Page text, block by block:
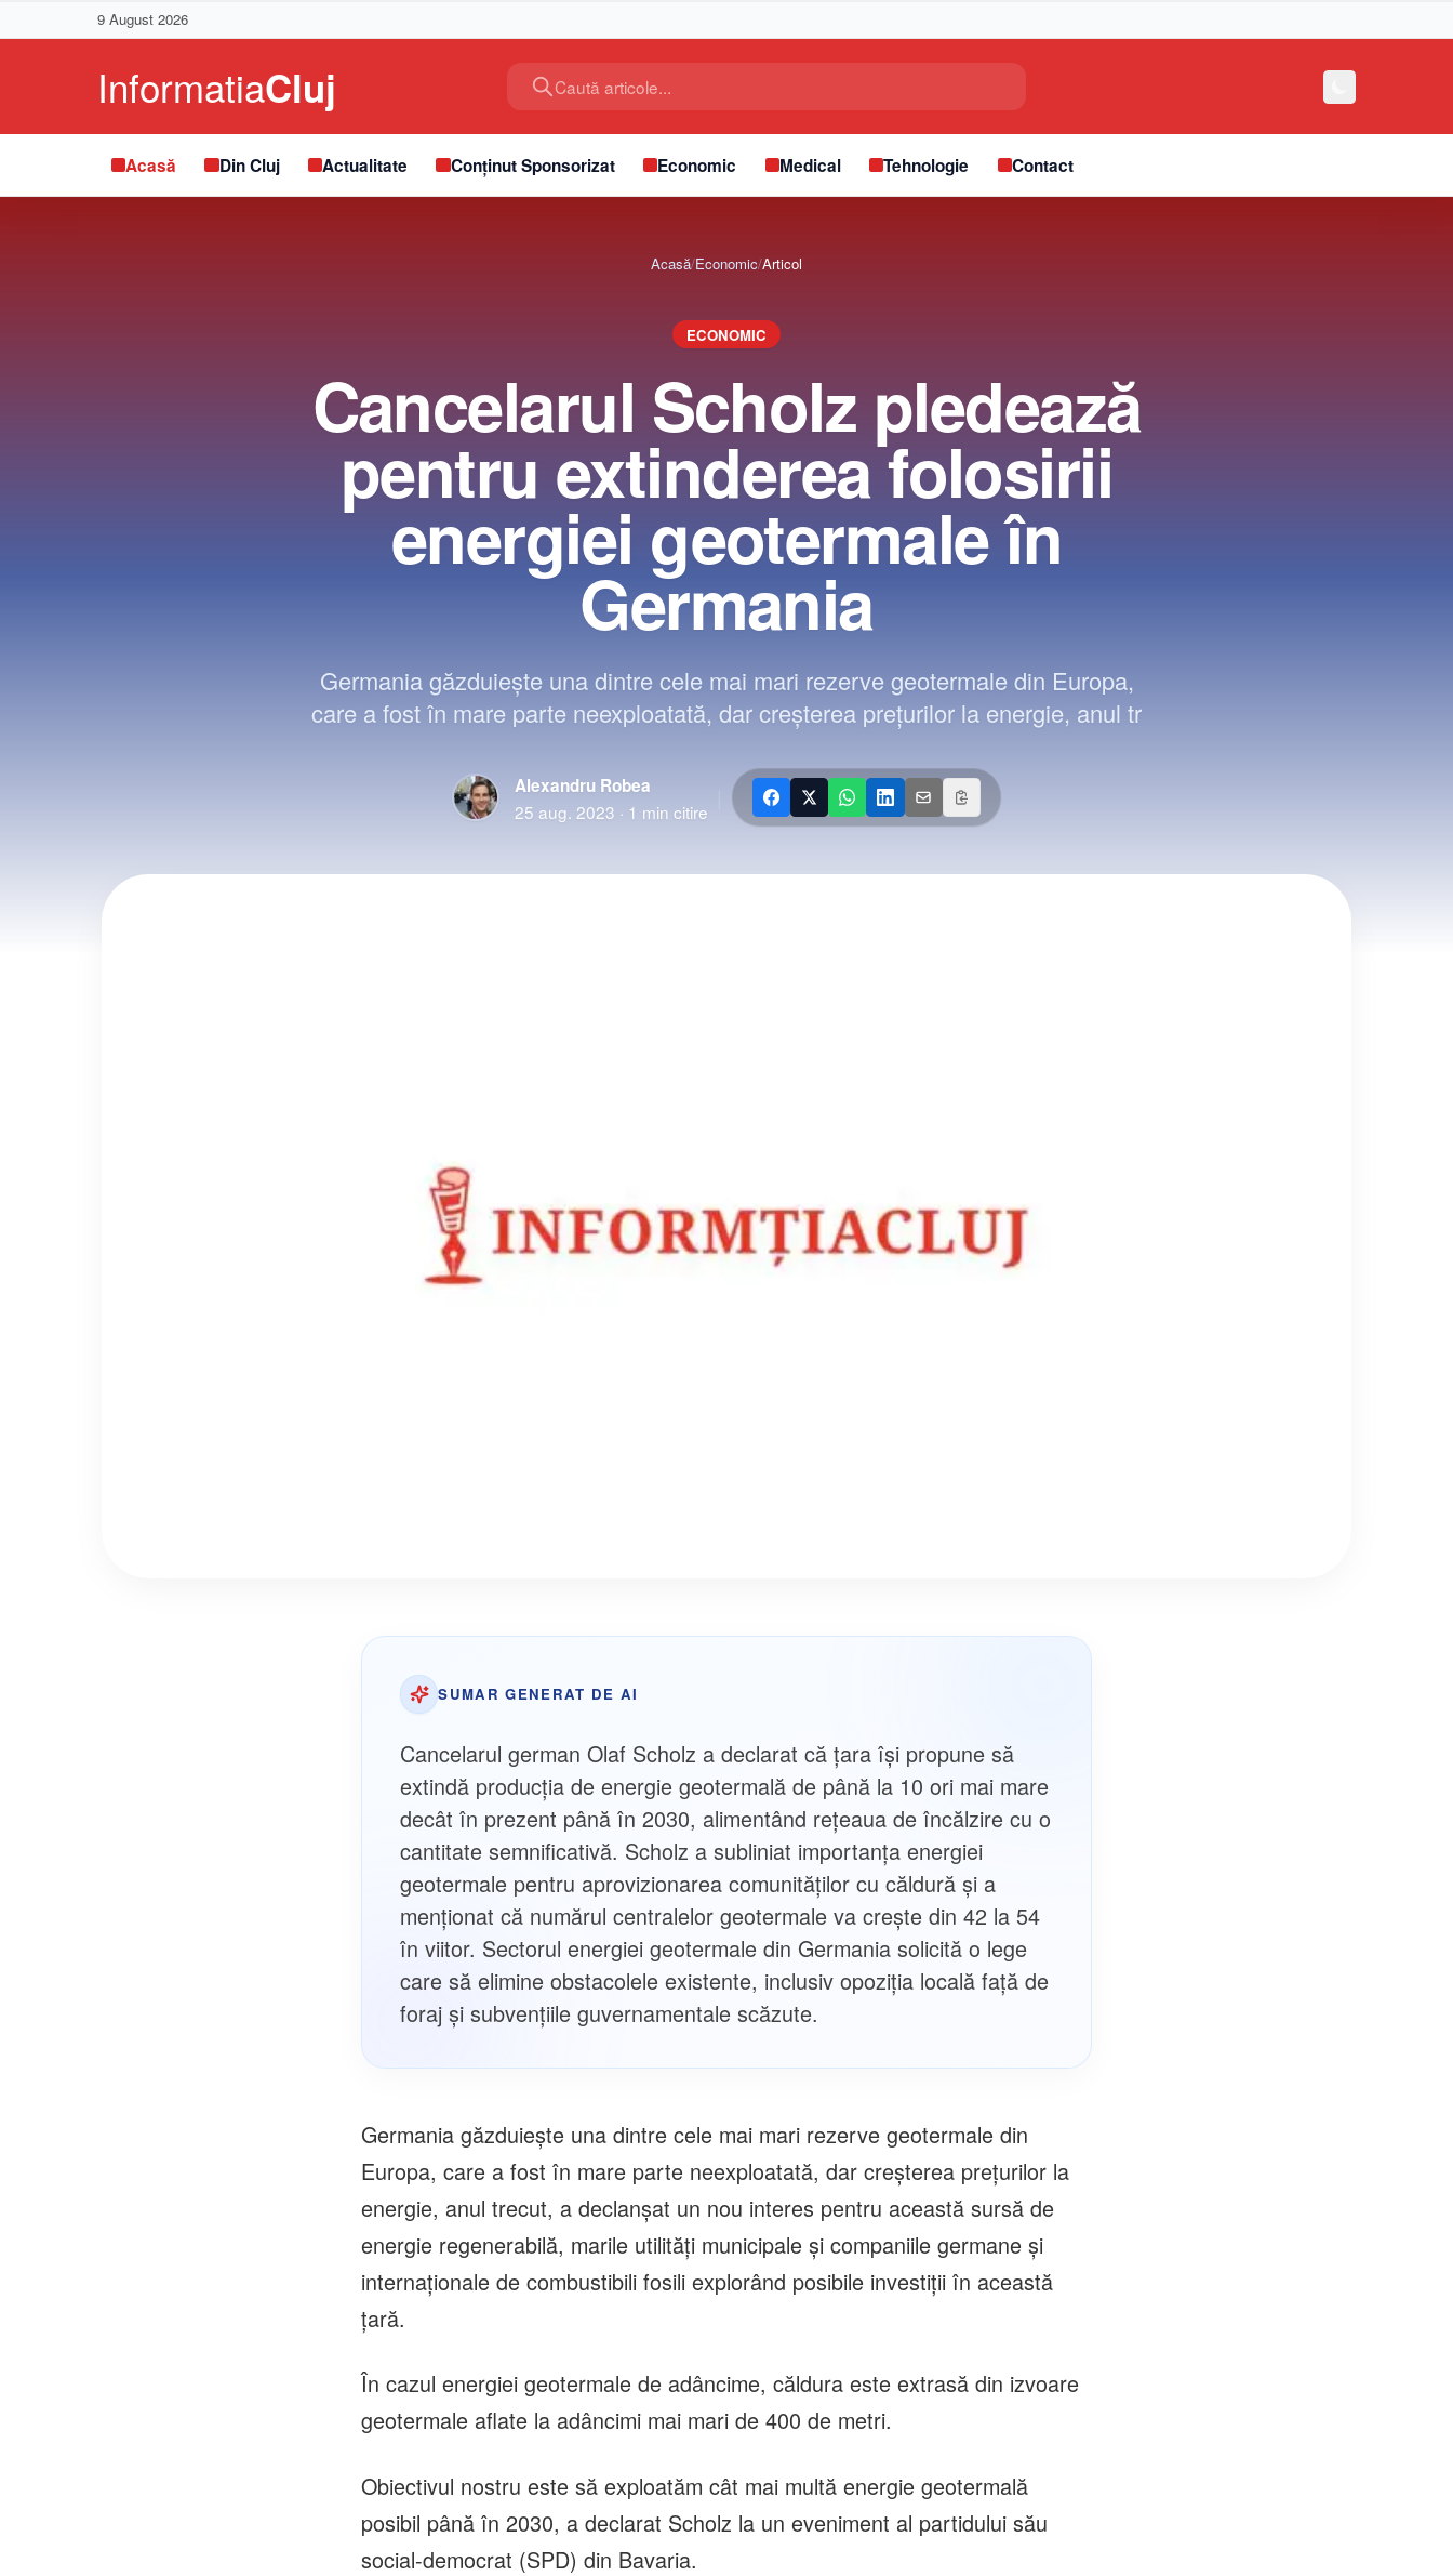
9 August 2026
Caută articole...
Acasă Din Cluj Actualitate Conținut Sponsorizat Economic Medical Tehnologie Contact
Acasă/Economic/Articol
ECONOMIC
Cancelarul Scholz pledează
pentru extinderea folosirii
energiei geotermale în
Germania
Germania găzduieşte una dintre cele mai mari rezerve geotermale din Europa,
care a fost în mare parte neexploatată, dar creşterea preţurilor la energie, anul tr
Alexandru Robea
25 aug. 2023 · 1 min citire
SUMAR GENERAT DE AI
Cancelarul german Olaf Scholz a declarat că țara își propune să
extindă producția de energie geotermală de până la 10 ori mai mare
decât în prezent până în 2030, alimentând rețeaua de încălzire cu o
cantitate semnificativă. Scholz a subliniat importanța energiei
geotermale pentru aprovizionarea comunităților cu căldură și a
menționat că numărul centralelor geotermale va crește din 42 la 54
în viitor. Sectorul energiei geotermale din Germania solicită o lege
care să elimine obstacolele existente, inclusiv opoziția locală față de
foraj și subvențiile guvernamentale scăzute.
Germania găzduieşte una dintre cele mai mari rezerve geotermale din
Europa, care a fost în mare parte neexploatată, dar creşterea preţurilor la
energie, anul trecut, a declanşat un nou interes pentru această sursă de
energie regenerabilă, marile utilităţi municipale şi companiile germane şi
internaţionale de combustibili fosili explorând posibile investiţii în această
ţară.
În cazul energiei geotermale de adâncime, căldura este extrasă din izvoare
geotermale aflate la adâncimi mai mari de 400 de metri.
Obiectivul nostru este să exploatăm cât mai multă energie geotermală
posibil până în 2030, a declarat Scholz la un eveniment al partidului său
social-democrat (SPD) din Bavaria.